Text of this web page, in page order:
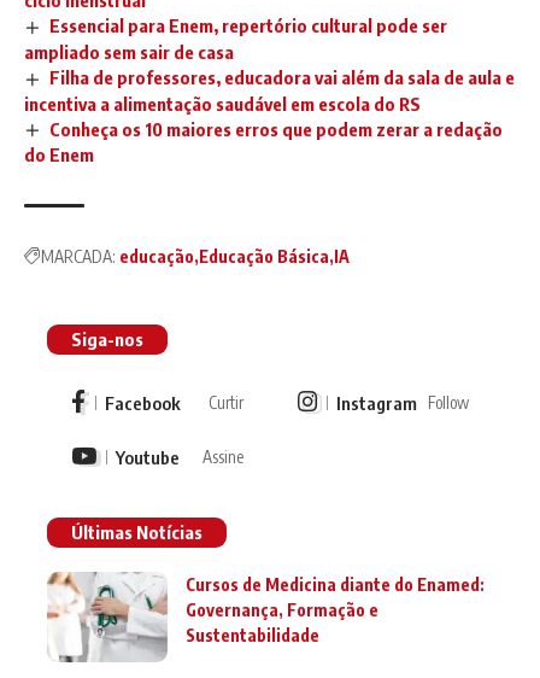
Essencial para Enem, repertório cultural pode ser
ampliado sem sair de casa
Filha de professores, educadora vai além da sala de aula e
incentiva a alimentação saudável em escola do RS
Conheça os 10 maiores erros que podem zerar a redação
do Enem
MARCADA: educação Educação Básica IA
Siga-nos
Facebook Curtir Instagram Follow
Youtube Assine
Últimas Notícias
Cursos de Medicina diante do Enamed:
Governança, Formação e
Sustentabilidade